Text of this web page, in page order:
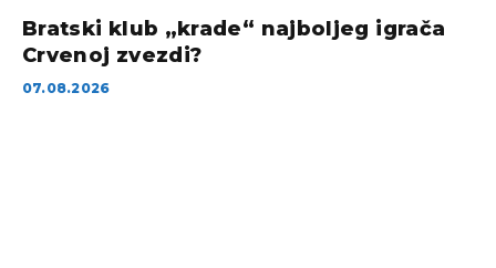
Bratski klub „krade“ najboljeg igrača
Crvenoj zvezdi?
07.08.2026